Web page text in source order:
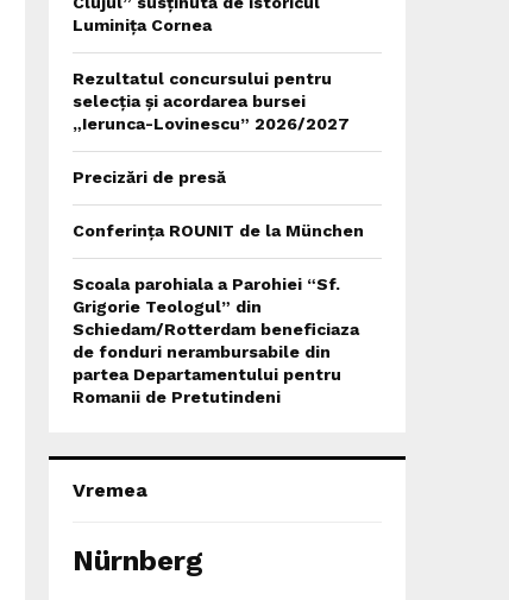
Luminița Cornea
Rezultatul concursului pentru
selecția și acordarea bursei
„Ierunca-Lovinescu” 2026/2027
Precizări de presă
Conferința ROUNIT de la München
Scoala parohiala a Parohiei “Sf.
Grigorie Teologul” din
Schiedam/Rotterdam beneficiaza
de fonduri nerambursabile din
partea Departamentului pentru
Romanii de Pretutindeni
Vremea
Nürnberg